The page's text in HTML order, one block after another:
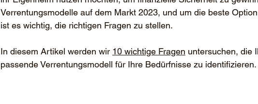
Verrentungsmodelle auf dem Markt 2023, und um die beste
ist es wichtig, die richtigen Fragen zu stellen.
In diesem Artikel werden wir 10 wichtige Fragen untersuchen, die
passende Verrentungsmodell für Ihre Bedürfnisse zu identifizieren.